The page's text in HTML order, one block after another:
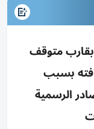
متوقف
بسبب
الرسمية